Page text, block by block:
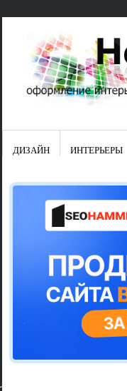
ДИЗАЙН ИНТЕРЬЕРЫ